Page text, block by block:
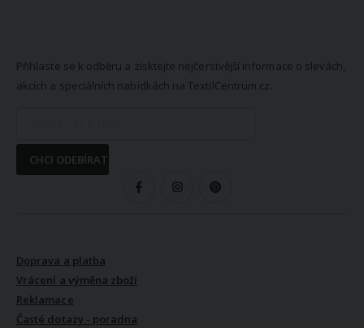
Přihlaste se k odběru a získtejte nejčerstvější informace o slevách,
akcích a speciálních nabídkách na TextilCentrum.cz.
CHCI ODEBÍRAT
Doprava a platba
Vrácení a výměna zboží
Reklamace
Časté dotazy - poradna